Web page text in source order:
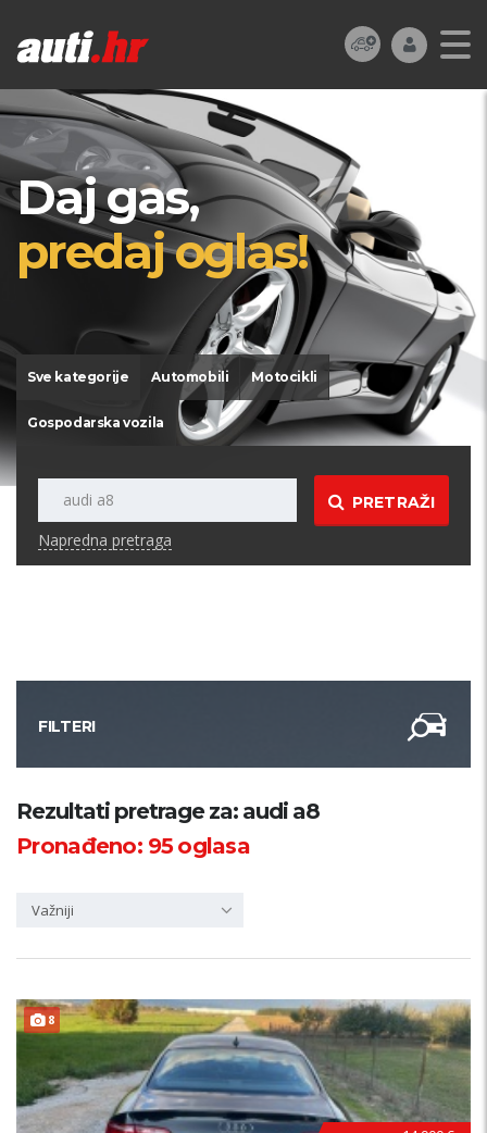
Daj gas,
predaj oglas!
Sve kategorije Automobili Motocikli
Gospodarska vozila
PRETRAŽI
Napredna pretraga
FILTERI
Kategorija
PRETRAŽI
Rezultati pretrage za: audi a8
Pronađeno: 95oglasa
Važniji
8